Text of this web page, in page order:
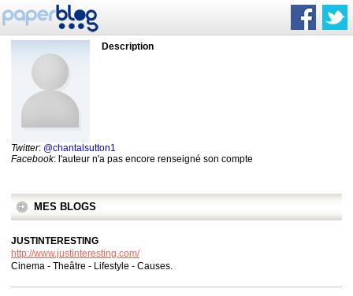
Description
Twitter: @chantalsutton1
Facebook: l'auteur n'a pas encore renseigné son compte
MES BLOGS
JUSTINTERESTING
http://www.justinteresting.com/
Cinema - Theâtre - Lifestyle - Causes.